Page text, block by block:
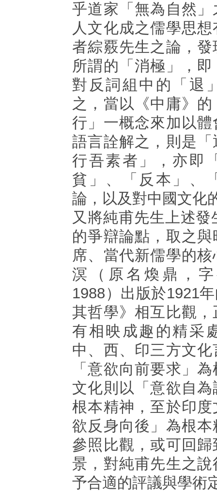
乎道家「無為自然
人文化成之儒學思
者綜覈先生之論，
所謂的「消極」，
對反詞組中的「退
之，當以《中庸》
行」一概念來加以
語言詮解之，則是
行吾素者」，亦即
貧」、「反本」、
論，以及對中國文化
又將純甫先生上述
的爭辯論點，取之
席、當代新儒學的
溟（原名煥鼎，
1988）出版於1921
其哲學》相互比觀
有相映成趣的精采
中、西、印三方文
「意欲向前要求」
文化則以「意欲自
根本精神，至於印
欲反身向後」為根
參照比觀，或可回
景，對純甫先生之
予合適的評議與學術